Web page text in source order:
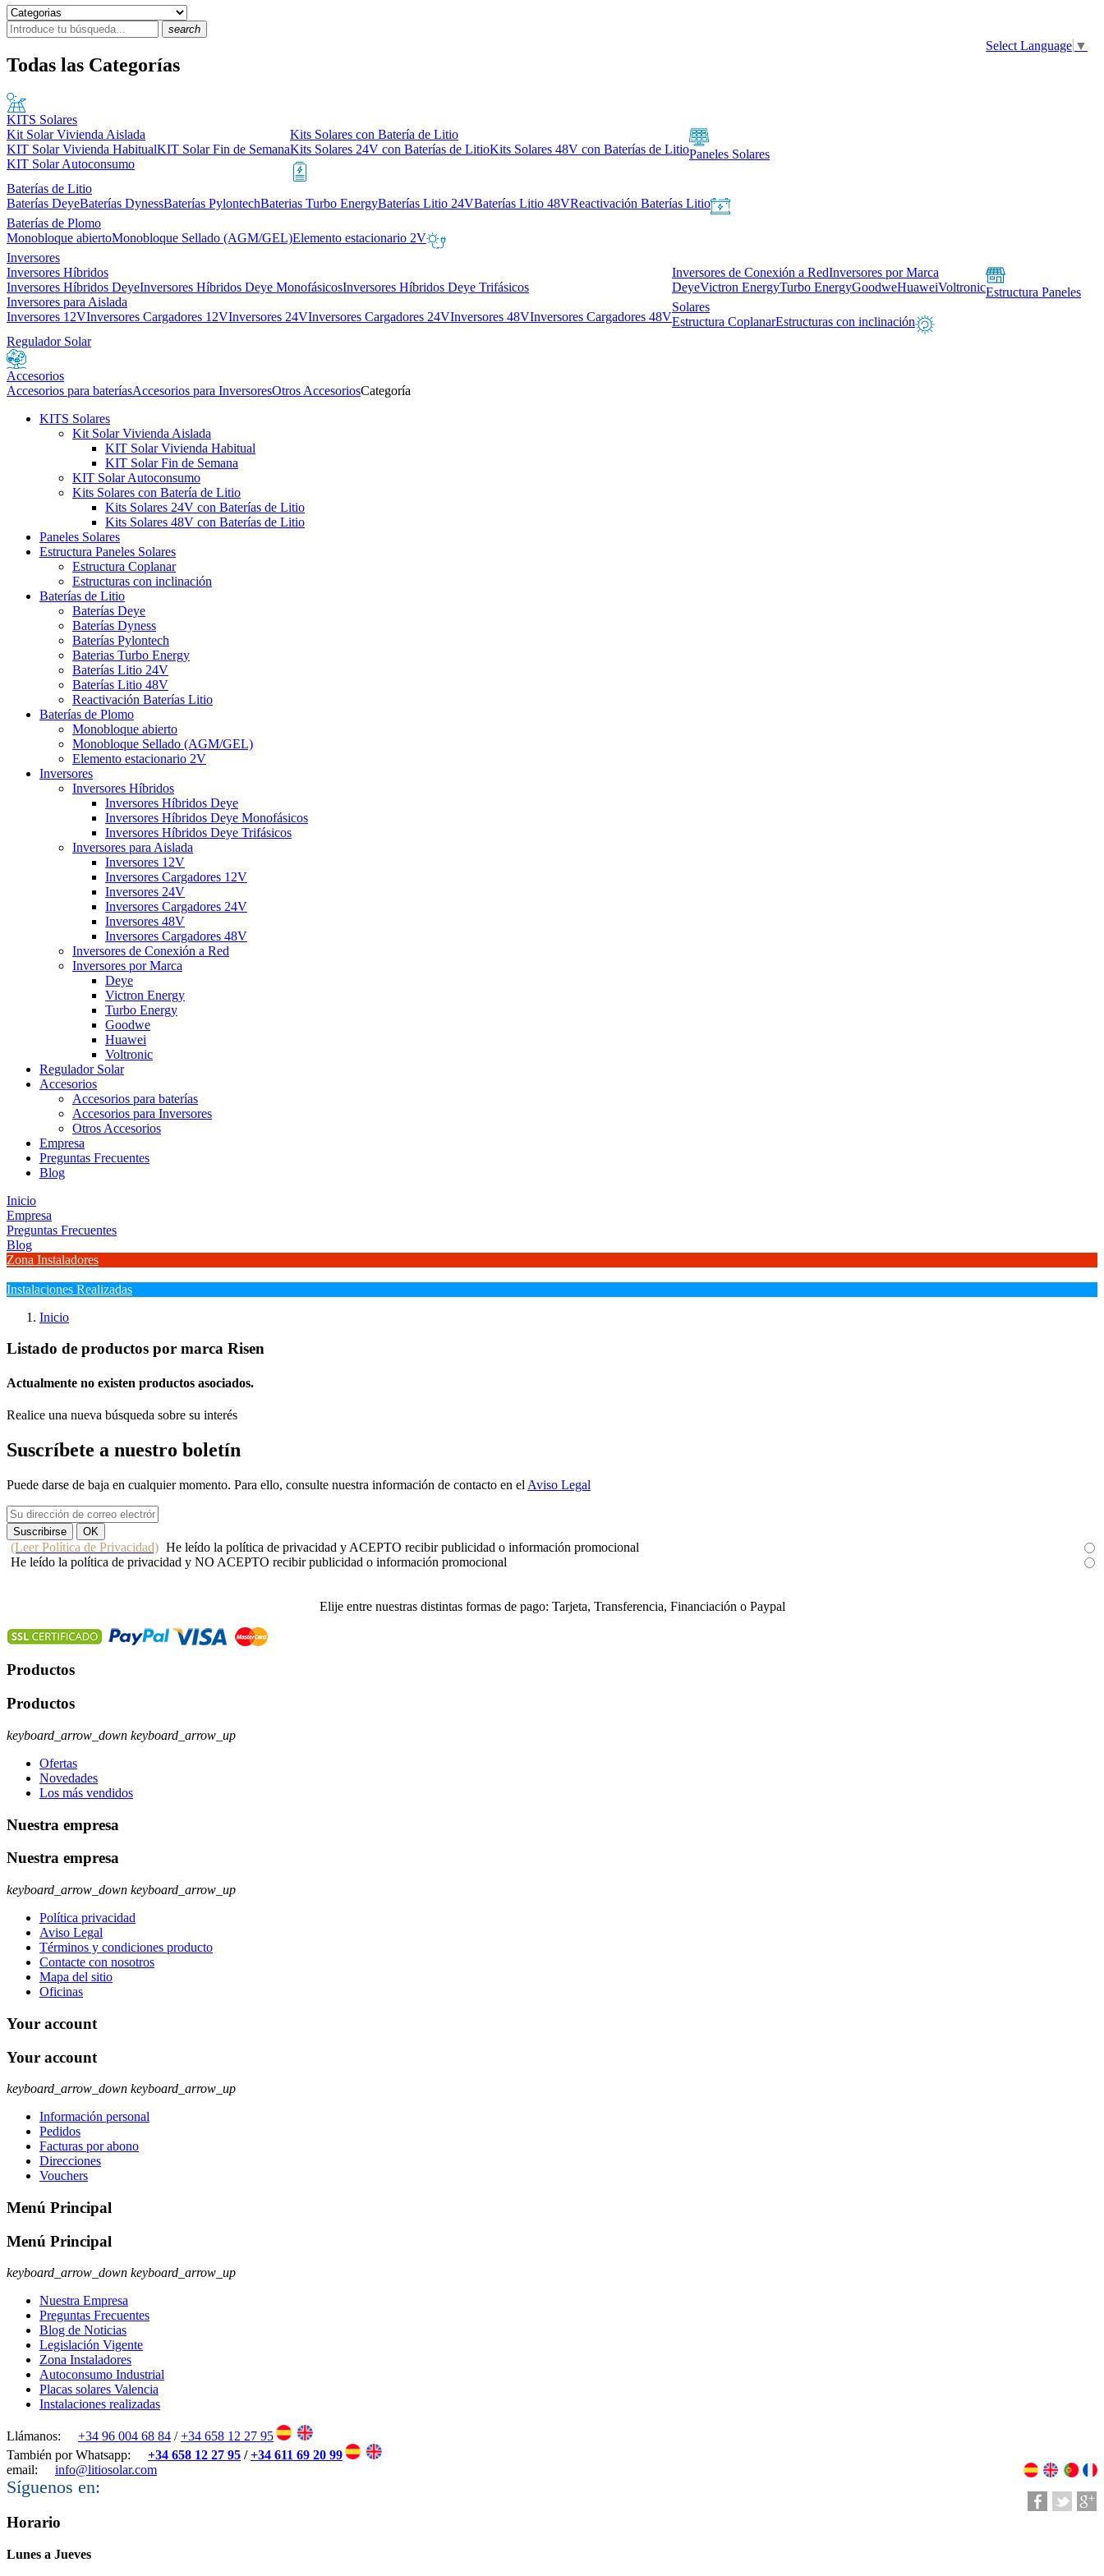
search
Select Language ▼
Todas las Categorías
KITS Solares
Kit Solar Vivienda Aislada
KIT Solar Vivienda HabitualKIT Solar Fin de Semana
KIT Solar Autoconsumo
Kits Solares con Batería de Litio
Kits Solares 24V con Baterías de LitioKits Solares 48V con Baterías de LitioPaneles Solares
Baterías de Litio
Baterías DeyeBaterías DynessBaterías PylontechBaterias Turbo EnergyBaterías Litio 24VBaterías Litio 48VReactivación Baterías Litio
Baterías de Plomo
Monobloque abiertoMonobloque Sellado (AGM/GEL)Elemento estacionario 2V
Inversores
Inversores Híbridos
Inversores Híbridos DeyeInversores Híbridos Deye MonofásicosInversores Híbridos Deye Trifásicos
Inversores para Aislada
Inversores 12VInversores Cargadores 12VInversores 24VInversores Cargadores 24VInversores 48VInversores Cargadores 48V
Inversores de Conexión a RedInversores por Marca
DeyeVictron EnergyTurbo EnergyGoodweHuaweiVoltronicEstructura Paneles
Solares
Estructura CoplanarEstructuras con inclinación
Regulador Solar
Accesorios
Accesorios para bateríasAccesorios para InversoresOtros AccesoriosCategoría
KITS Solares
Kit Solar Vivienda Aislada
KIT Solar Vivienda Habitual
KIT Solar Fin de Semana
KIT Solar Autoconsumo
Kits Solares con Batería de Litio
Kits Solares 24V con Baterías de Litio
Kits Solares 48V con Baterías de Litio
Paneles Solares
Estructura Paneles Solares
Estructura Coplanar
Estructuras con inclinación
Baterías de Litio
Baterías Deye
Baterías Dyness
Baterías Pylontech
Baterias Turbo Energy
Baterías Litio 24V
Baterías Litio 48V
Reactivación Baterías Litio
Baterías de Plomo
Monobloque abierto
Monobloque Sellado (AGM/GEL)
Elemento estacionario 2V
Inversores
Inversores Híbridos
Inversores Híbridos Deye
Inversores Híbridos Deye Monofásicos
Inversores Híbridos Deye Trifásicos
Inversores para Aislada
Inversores 12V
Inversores Cargadores 12V
Inversores 24V
Inversores Cargadores 24V
Inversores 48V
Inversores Cargadores 48V
Inversores de Conexión a Red
Inversores por Marca
Deye
Victron Energy
Turbo Energy
Goodwe
Huawei
Voltronic
Regulador Solar
Accesorios
Accesorios para baterías
Accesorios para Inversores
Otros Accesorios
Empresa
Preguntas Frecuentes
Blog
Inicio
Empresa
Preguntas Frecuentes
Blog
Zona Instaladores
Instalaciones Realizadas
Inicio
Listado de productos por marca Risen
Actualmente no existen productos asociados.
Realice una nueva búsqueda sobre su interés
Suscríbete a nuestro boletín
Puede darse de baja en cualquier momento. Para ello, consulte nuestra información de contacto en el Aviso Legal
(Leer Política de Privacidad) He leído la política de privacidad y ACEPTO recibir publicidad o información promocional
He leído la política de privacidad y NO ACEPTO recibir publicidad o información promocional
Elije entre nuestras distintas formas de pago: Tarjeta, Transferencia, Financiación o Paypal
Productos
Productos
keyboard_arrow_down keyboard_arrow_up
Ofertas
Novedades
Los más vendidos
Nuestra empresa
Nuestra empresa
keyboard_arrow_down keyboard_arrow_up
Política privacidad
Aviso Legal
Términos y condiciones producto
Contacte con nosotros
Mapa del sitio
Oficinas
Your account
Your account
keyboard_arrow_down keyboard_arrow_up
Información personal
Pedidos
Facturas por abono
Direcciones
Vouchers
Menú Principal
Menú Principal
keyboard_arrow_down keyboard_arrow_up
Nuestra Empresa
Preguntas Frecuentes
Blog de Noticias
Legislación Vigente
Zona Instaladores
Autoconsumo Industrial
Placas solares Valencia
Instalaciones realizadas
Llámanos: +34 96 004 68 84 /+34 658 12 27 95
También por Whatsapp:
+34 658 12 27 95 /+34 611 69 20 99
email:
info@litiosolar.com
Síguenos en:
Horario
Lunes a Jueves